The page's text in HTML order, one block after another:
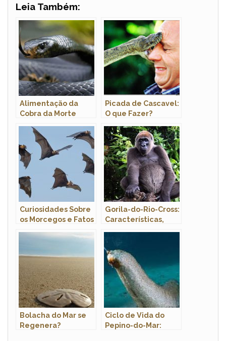
Leia Também:
Alimentação da
Cobra da Morte
Picada de Cascavel:
O que Fazer?
Curiosidades Sobre
os Morcegos e Fatos
Gorila-do-Rio-Cross:
Características,
Bolacha do Mar se
Regenera?
Ciclo de Vida do
Pepino-do-Mar: